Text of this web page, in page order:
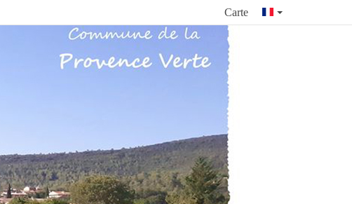
Carte